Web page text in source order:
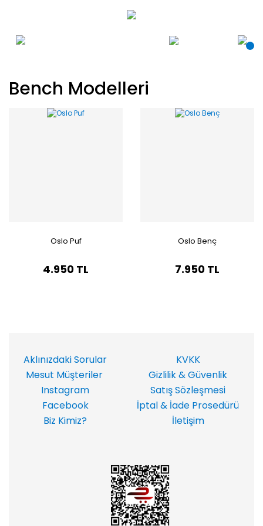
Bench Modelleri
Oslo Puf
4.950 TL
Oslo Benç
7.950 TL
Aklınızdaki Sorular
KVKK
Mesut Müşteriler
Gizlilik & Güvenlik
Instagram
Satış Sözleşmesi
Facebook
İptal & İade Prosedürü
Biz Kimiz?
İletişim